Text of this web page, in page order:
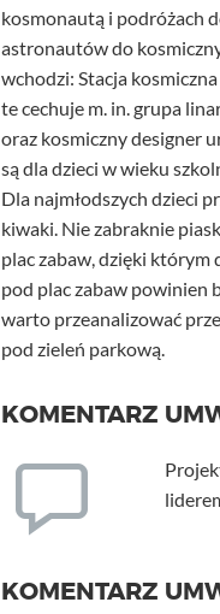
kosmonautą i podróżach
astronautów do
wchodzi: Stacja
te cechuje m. in. grupa
oraz kosmiczny designer
są dla dzieci w wieku
Dla najmłodszych dzieci
kiwaki. Nie zabraknie
plac zabaw, dzięki którym
pod plac zabaw powinien
warto przeanalizować
pod zieleń parkową.
KOMENTARZ
KOMENTARZ